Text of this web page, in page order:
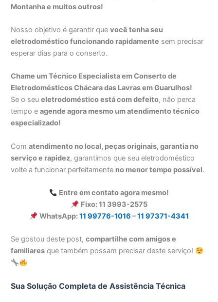
Montanha e muitos outros!
Nosso objetivo é garantir quevocê tenha seu
eletrodoméstico funcionando rapidamente sem precisar
esperar dias para o conserto.
Chame um Técnico Especialista em Conserto de
Eletrodomésticos Chácara das Lavras em Guarulhos!
Se o seueletrodoméstico está com defeito, não perca
tempo eagende agora mesmo um atendimento técnico
especializado!
Comatendimento no local, peças originais, garantia no
serviço e rapidez, garantimos que seu eletrodoméstico
volte a funcionar perfeitamente no menor tempo possível.
Entre em contato agora mesmo!
Fixo: 11 3993-2575
WhatsApp:11 99776-1016 –11 97371-4341
Se gostou deste post,compartilhe com amigos e
familiares que também possam precisar deste serviço!
Sua Solução Completa de Assistência Técnica